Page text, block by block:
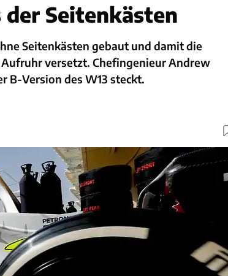
der Seitenkästen
Seitenkästen gebaut und damit die
Aufruhr versetzt. Chefingenieur Andrew
B-Version des W13 steckt.